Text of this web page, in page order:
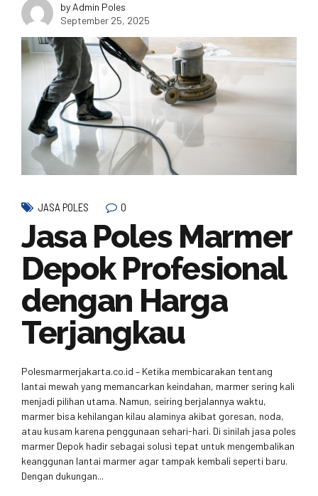
by Admin Poles
September 25, 2025
JASA POLES 0
Jasa Poles Marmer
Depok Profesional
dengan Harga
Terjangkau
Polesmarmerjakarta.co.id – Ketika membicarakan tentang
lantai mewah yang memancarkan keindahan, marmer sering kali
menjadi pilihan utama. Namun, seiring berjalannya waktu,
marmer bisa kehilangan kilau alaminya akibat goresan, noda,
atau kusam karena penggunaan sehari-hari. Di sinilah jasa poles
marmer Depok hadir sebagai solusi tepat untuk mengembalikan
keanggunan lantai marmer agar tampak kembali seperti baru.
Dengan dukungan...